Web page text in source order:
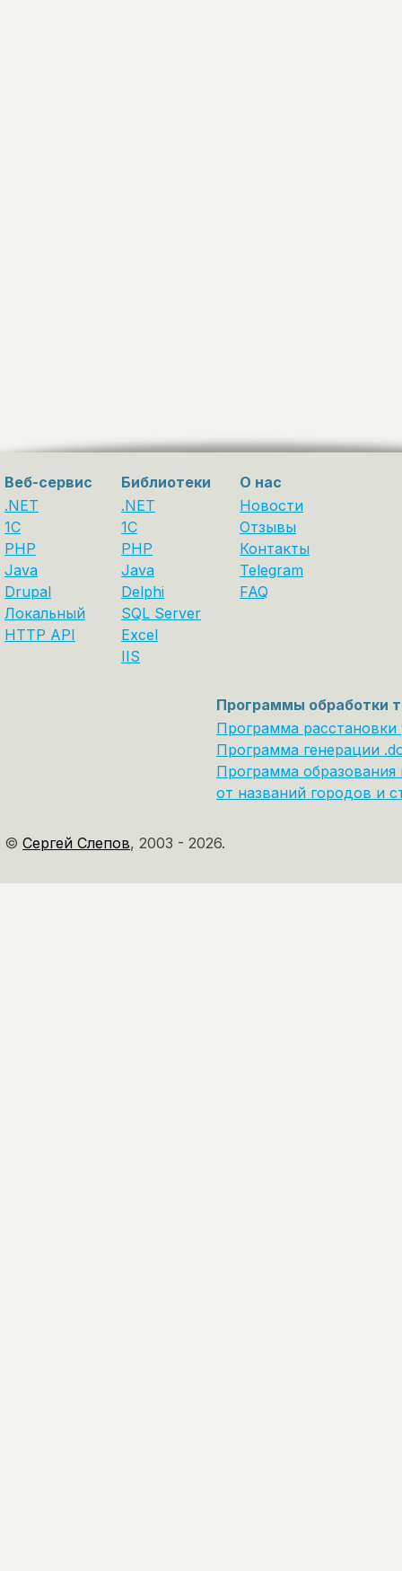
Веб-сервис
.NET
1C
PHP
Java
Drupal
Локальный
HTTP API
Библиотеки
.NET
1С
PHP
Java
Delphi
SQL Server
Excel
IIS
О нас
Новости
Отзывы
Контакты
Telegram
FAQ
Программы обработки
Программа расстановки
Программа генерации
Программа образования
от названий городов и
© Сергей Слепов, 2003 - 2026.